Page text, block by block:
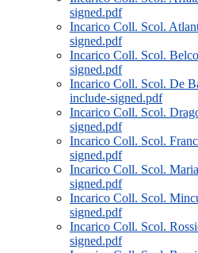
signed.pdf
Incarico Coll. Scol.
signed.pdf
Incarico Coll. Scol.
signed.pdf
Incarico Coll. Scol. De
include-signed.pdf
Incarico Coll. Scol.
signed.pdf
Incarico Coll. Scol.
signed.pdf
Incarico Coll. Scol.
signed.pdf
Incarico Coll. Scol.
signed.pdf
Incarico Coll. Scol.
signed.pdf